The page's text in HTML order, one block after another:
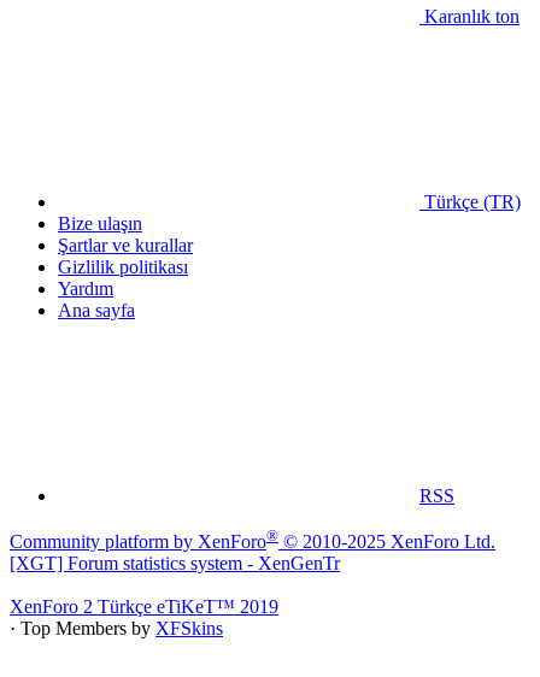
Karanlık ton
Türkçe (TR)
Bize ulaşın
Şartlar ve kurallar
Gizlilik politikası
Yardım
Ana sayfa
RSS
Community platform by XenForo® © 2010-2025 XenForo Ltd.
[XGT] Forum statistics system - XenGenTr
XenForo 2 Türkçe eTiKeT™ 2019
· Top Members by XFSkins